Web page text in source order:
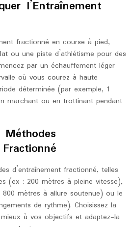
l’Entraînement
fractionné en course à pied,
ou une piste d’athlétisme pour des
par un échauffement léger
où vous courez à haute
déterminée (par exemple, 1
marchant ou en trottinant pendant
d’entraînement fractionné, telles
(ex : 200 mètres à pleine vitesse),
mètres à allure soutenue) ou le
de rythme). Choisissez la
à vos objectifs et adaptez-la